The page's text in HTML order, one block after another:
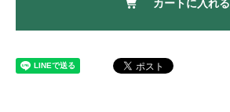
カートに入れる